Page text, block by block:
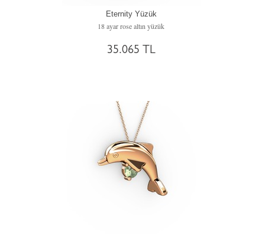
Eternity Yüzük
18 ayar rose altın yüzük
35.065 TL